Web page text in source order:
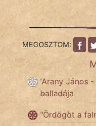
MEGOSZTOM:
'Arany János
balladája
"Ördögöt a